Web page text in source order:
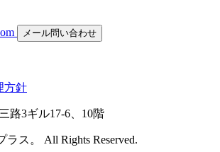
メール問い合わせ
方針
路3ギル17-6、10階
ス。 All Rights Reserved.